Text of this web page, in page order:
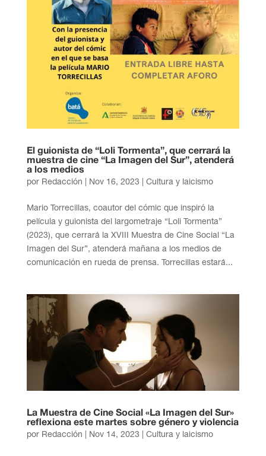
El guionista de “Loli Tormenta”, que cerrará la
muestra de cine “La Imagen del Sur”, atenderá
a los medios
por Redacción Nov 16, 2023 Cultura y laicismo
Mario Torrecillas, coautor del cómic que inspiró la
película y guionista del largometraje “Loli Tormenta”
(2023), que cerrará la XVIII Muestra de Cine Social “La
Imagen del Sur”, atenderá mañana a los medios de
comunicación en rueda de prensa. Torrecillas estará...
La Muestra de Cine Social «La Imagen del Sur»
reflexiona este martes sobre género y violencia
por Redacción | Nov 14, 2023 | Cultura y laicismo